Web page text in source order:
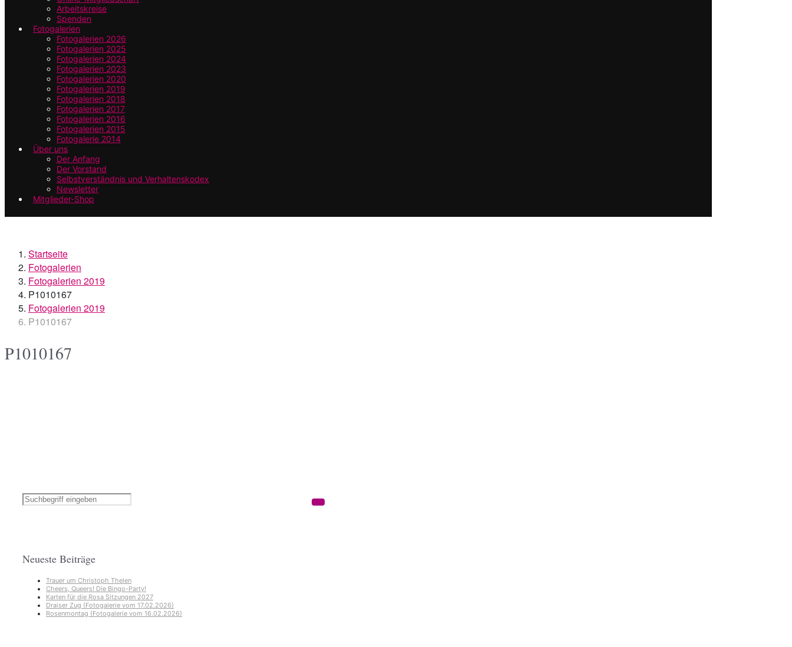
Arbeitskreise
Spenden
Fotogalerien
Fotogalerien 2026
Fotogalerien 2025
Fotogalerien 2024
Fotogalerien 2023
Fotogalerien 2020
Fotogalerien 2019
Fotogalerien 2018
Fotogalerien 2017
Fotogalerien 2016
Fotogalerien 2015
Fotogalerie 2014
Über uns
Der Anfang
Der Vorstand
Selbstverständnis und Verhaltenskodex
Newsletter
Mitglieder-Shop
Startseite
Fotogalerien
Fotogalerien 2019
P1010167
Fotogalerien 2019
P1010167
P1010167
Neueste Beiträge
Trauer um Christoph Thelen
Cheers, Queers! Die Bingo-Party!
Karten für die Rosa Sitzungen 2027
Draiser Zug (Fotogalerie vom 17.02.2026)
Rosenmontag (Fotogalerie vom 16.02.2026)